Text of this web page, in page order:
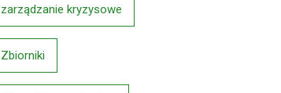
zarządzanie kryzysowe
Zbiorniki